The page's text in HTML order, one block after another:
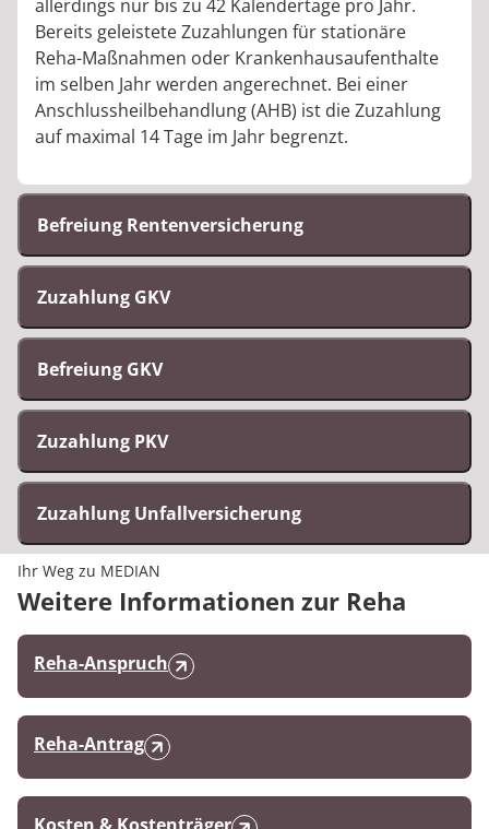
allerdings nur bis zu 42 Kalendertage pro Jahr.
Bereits geleistete Zuzahlungen für stationäre
Reha-Maßnahmen oder Krankenhausaufenthalte
im selben Jahr werden angerechnet. Bei einer
Anschlussheilbehandlung (AHB) ist die Zuzahlung
auf maximal 14 Tage im Jahr begrenzt.
Befreiung Rentenversicherung
Zuzahlung GKV
Befreiung GKV
Zuzahlung PKV
Zuzahlung Unfallversicherung
Ihr Weg zu MEDIAN
Weitere Informationen zur Reha
Reha-Anspruch
Reha-Antrag